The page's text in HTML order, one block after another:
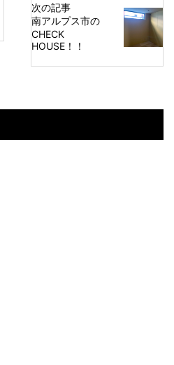
次の記事
南アルプス市の
CHECK
HOUSE！！